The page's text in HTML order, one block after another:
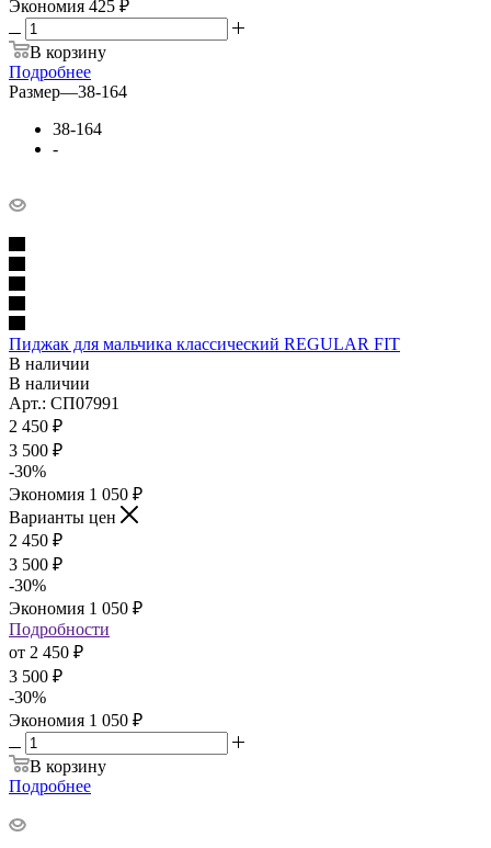
Экономия 425 ₽
В корзину
Подробнее
Размер—38-164
38-164
-
Пиджак для мальчика классический REGULAR FIT
В наличии
В наличии
Арт.: СП07991
2 450 ₽
3 500 ₽
-30%
Экономия 1 050 ₽
Варианты цен
2 450 ₽
3 500 ₽
-30%
Экономия 1 050 ₽
Подробности
от 2 450 ₽
3 500 ₽
-30%
Экономия 1 050 ₽
В корзину
Подробнее